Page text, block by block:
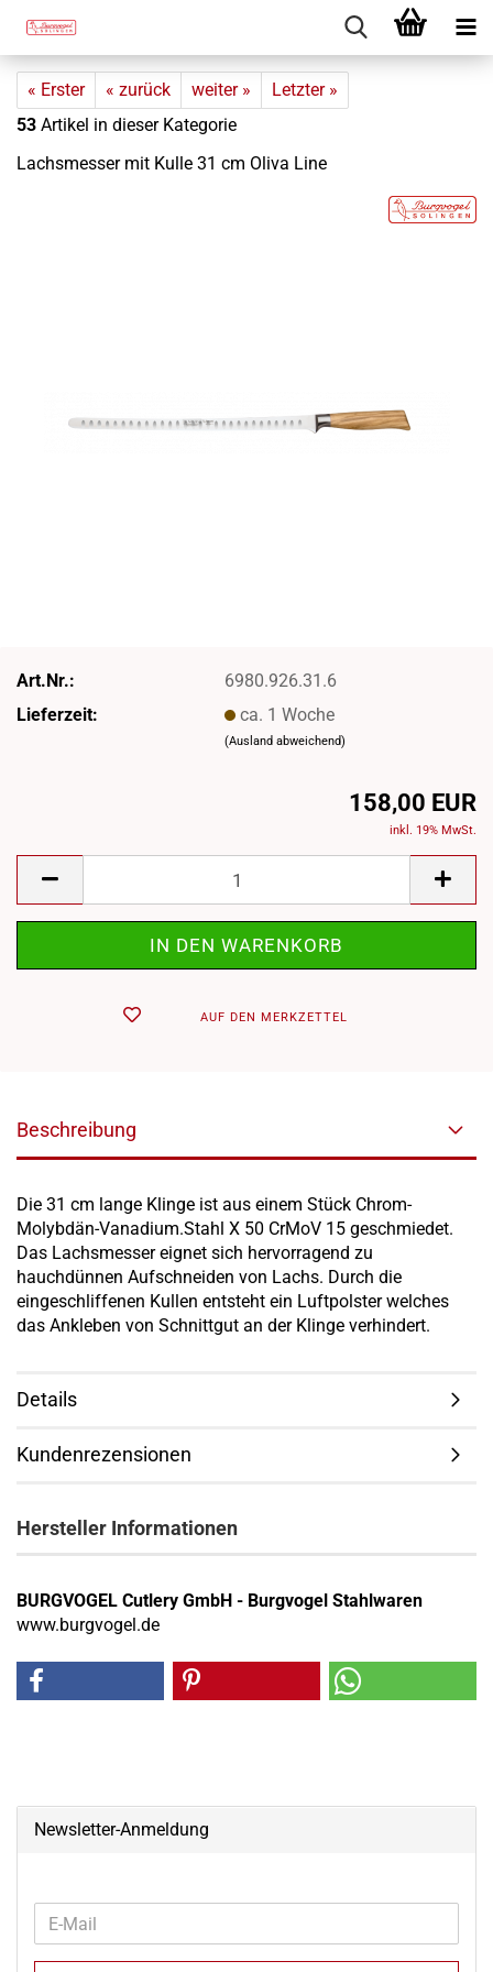
« Erster « zurück weiter »
Letzter »
53 Artikel in dieser Kategorie
Lachs­mes­ser mit Kulle 31 cm Oliva Line
Art.Nr.:
6980.926.31.6
Lieferzeit:
ca. 1 Woche
(Ausland abweichend)
158,00 EUR
inkl. 19% MwSt.
AUF DEN MERKZETTEL
Beschreibung
Die 31 cm lange Klinge ist aus einem Stück Chrom-
Molybdän-Vanadium.Stahl X 50 CrMoV 15 geschmiedet.
Das Lachsmesser eignet sich hervorragend zu
hauchdünnen Aufschneiden von Lachs. Durch die
eingeschliffenen Kullen entsteht ein Luftpolster welches
das Ankleben von Schnittgut an der Klinge verhindert.
Details
Kundenrezensionen
Hersteller Informationen
BURGVOGEL Cutlery GmbH - Burgvogel Stahlwaren
www.burgvogel.de
Newsletter-Anmeldung
WEITER
ZUR
NEWSLETTER-
E-
Mail